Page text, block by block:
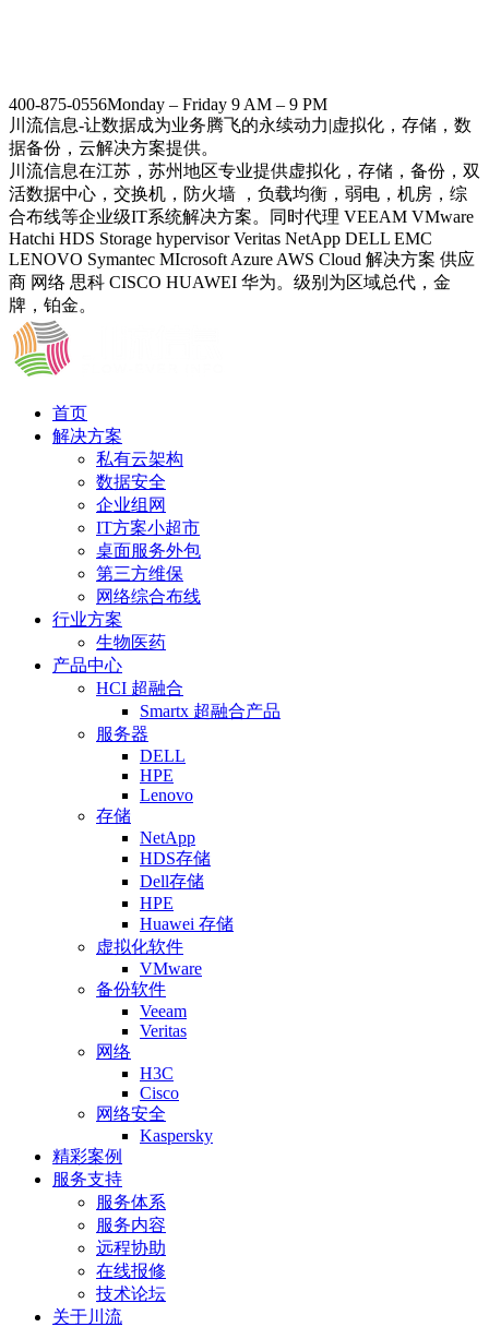
400-875-0556Monday – Friday 9 AM – 9 PM
川流信息-让数据成为业务腾飞的永续动力|虚拟化，存储，数
据备份，云解决方案提供。
川流信息在江苏，苏州地区专业提供虚拟化，存储，备份，双
活数据中心，交换机，防火墙 ，负载均衡，弱电，机房，综
合布线等企业级IT系统解决方案。同时代理 VEEAM VMware
Hatchi HDS Storage hypervisor Veritas NetApp DELL EMC
LENOVO Symantec MIcrosoft Azure AWS Cloud 解决方案 供应
商 网络 思科 CISCO HUAWEI 华为。级别为区域总代，金
牌，铂金。
首页
解决方案
私有云架构
数据安全
企业组网
IT方案小超市
桌面服务外包
第三方维保
网络综合布线
行业方案
生物医药
产品中心
HCI 超融合
Smartx 超融合产品
服务器
DELL
HPE
Lenovo
存储
NetApp
HDS存储
Dell存储
HPE
Huawei 存储
虚拟化软件
VMware
备份软件
Veeam
Veritas
网络
H3C
Cisco
网络安全
Kaspersky
精彩案例
服务支持
服务体系
服务内容
远程协助
在线报修
技术论坛
关于川流